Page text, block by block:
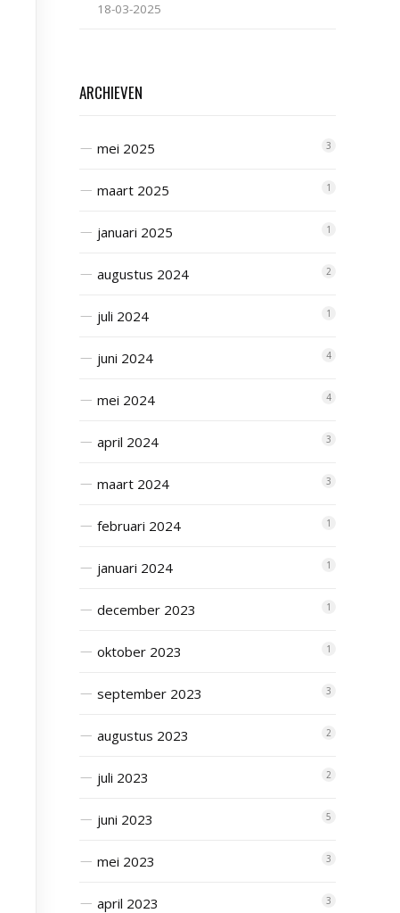
18-03-2025
ARCHIEVEN
mei 2025 3
maart 2025 1
januari 2025 1
augustus 2024 2
juli 2024 1
juni 2024 4
mei 2024 4
april 2024 3
maart 2024 3
februari 2024 1
januari 2024 1
december 2023 1
oktober 2023 1
september 2023 3
augustus 2023 2
juli 2023 2
juni 2023 5
mei 2023 3
april 2023 3